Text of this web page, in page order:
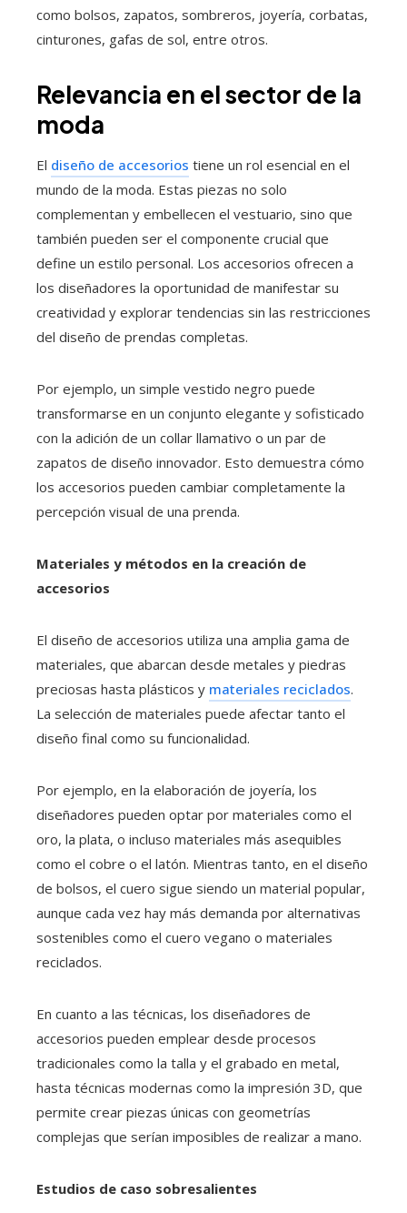
como bolsos, zapatos, sombreros, joyería, corbatas,
cinturones, gafas de sol, entre otros.
Relevancia en el sector de la
moda
El diseño de accesorios tiene un rol esencial en el
mundo de la moda. Estas piezas no solo
complementan y embellecen el vestuario, sino que
también pueden ser el componente crucial que
define un estilo personal. Los accesorios ofrecen a
los diseñadores la oportunidad de manifestar su
creatividad y explorar tendencias sin las restricciones
del diseño de prendas completas.
Por ejemplo, un simple vestido negro puede
transformarse en un conjunto elegante y sofisticado
con la adición de un collar llamativo o un par de
zapatos de diseño innovador. Esto demuestra cómo
los accesorios pueden cambiar completamente la
percepción visual de una prenda.
Materiales y métodos en la creación de
accesorios
El diseño de accesorios utiliza una amplia gama de
materiales, que abarcan desde metales y piedras
preciosas hasta plásticos y materiales reciclados.
La selección de materiales puede afectar tanto el
diseño final como su funcionalidad.
Por ejemplo, en la elaboración de joyería, los
diseñadores pueden optar por materiales como el
oro, la plata, o incluso materiales más asequibles
como el cobre o el latón. Mientras tanto, en el diseño
de bolsos, el cuero sigue siendo un material popular,
aunque cada vez hay más demanda por alternativas
sostenibles como el cuero vegano o materiales
reciclados.
En cuanto a las técnicas, los diseñadores de
accesorios pueden emplear desde procesos
tradicionales como la talla y el grabado en metal,
hasta técnicas modernas como la impresión 3D, que
permite crear piezas únicas con geometrías
complejas que serían imposibles de realizar a mano.
Estudios de caso sobresalientes